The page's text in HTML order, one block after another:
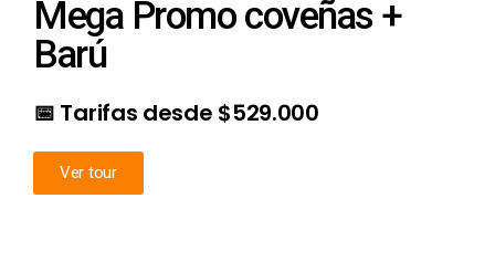
Mega Promo coveñas +
Barú
📅 Tarifas desde $529.000
Ver tour